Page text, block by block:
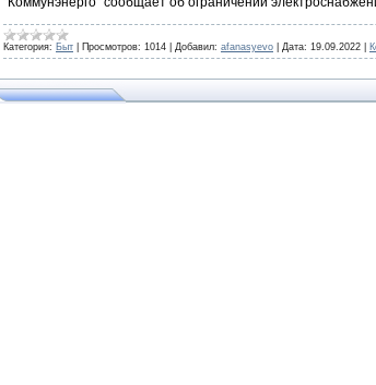
Категория: Быт Просмотров: 1014 Добавил: afanasyevo Дата: 19.09.2022